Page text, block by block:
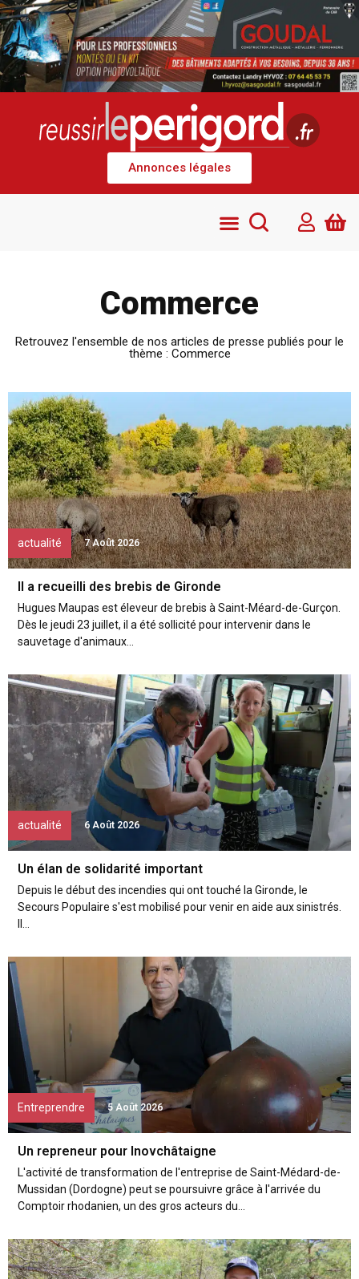
Annonces légales
Commerce
Retrouvez l'ensemble de nos articles de presse publiés pour le
thème : Commerce
actualité 7 Août 2026
Il a recueilli des brebis de Gironde
Hugues Maupas est éleveur de brebis à Saint-Méard-de-Gurçon.
Dès le jeudi 23 juillet, il a été sollicité pour intervenir dans le
sauvetage d'animaux...
actualité 6 Août 2026
Un élan de solidarité important
Depuis le début des incendies qui ont touché la Gironde, le
Secours Populaire s'est mobilisé pour venir en aide aux sinistrés.
Entreprendre 5 Août 2026
Un repreneur pour Inovchâtaigne
L'activité de transformation de l'entreprise de Saint-Médard-de-
Mussidan (Dordogne) peut se poursuivre grâce à l'arrivée du
Comptoir rhodanien, un des gros acteurs du...